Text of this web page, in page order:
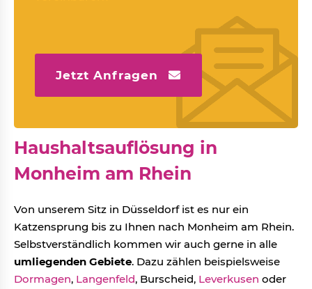
Jetzt Anfragen
Haushaltsauflösung in
Monheim am Rhein
Von unserem Sitz in Düsseldorf ist es nur ein
Katzensprung bis zu Ihnen nach Monheim am Rhein.
Selbstverständlich kommen wir auch gerne in alle
umliegenden Gebiete. Dazu zählen beispielsweise
Dormagen, Langenfeld, Burscheid, Leverkusen oder